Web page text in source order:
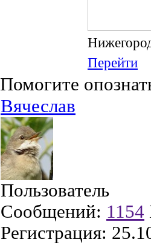
Перейти
Помогите
Вячеслав
Пользователь
Сообщений: 1154
Регистрация: